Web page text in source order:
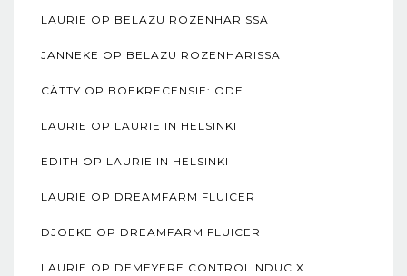
LAURIE OP BELAZU ROZENHARISSA
JANNEKE OP BELAZU ROZENHARISSA
CÄTTY OP BOEKRECENSIE: ODE
LAURIE OP LAURIE IN HELSINKI
EDITH OP LAURIE IN HELSINKI
LAURIE OP DREAMFARM FLUICER
DJOEKE OP DREAMFARM FLUICER
LAURIE OP DEMEYERE CONTROLINDUC X